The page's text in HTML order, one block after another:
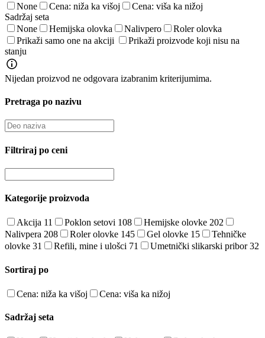
None
Cena: niža ka višoj
Cena: viša ka nižoj
Sadržaj seta
None
Hemijska olovka Nalivpero
Roler olovka
Prikaži samo one na akciji
Prikaži proizvode koji nisu na
stanju
Nijedan proizvod ne odgovara izabranim kriterijumima.
Pretraga po nazivu
Filtriraj po ceni
Kategorije proizvoda
Akcija 11 Poklon setovi 108 Hemijske olovke 202
Nalivpera 208 Roler olovke 145 Gel olovke 15
Tehničke
olovke 31 Refili, mine i ulošci 71 Umetnički slikarski pribor32
Sortiraj po
Cena: niža ka višoj Cena: viša ka nižoj
Sadržaj seta